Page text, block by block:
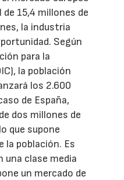
15,4 millones de
la industria
Según
para la
la población
los 2.600
de España,
dos millones de
que supone
la población. Es
una clase media
un mercado de